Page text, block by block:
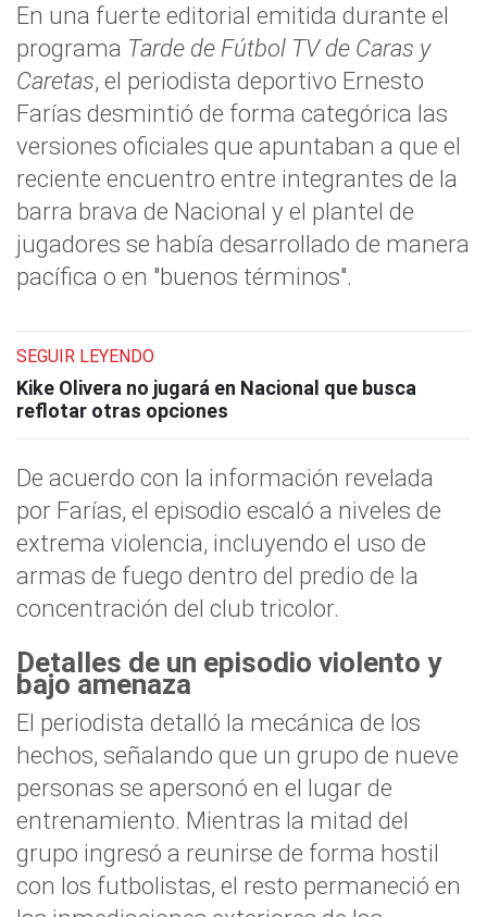
En una fuerte editorial emitida durante el
programa Tarde de Fútbol TV de Caras y
Caretas, el periodista deportivo Ernesto
Farías desmintió de forma categórica las
versiones oficiales que apuntaban a que el
reciente encuentro entre integrantes de la
barra brava de Nacional y el plantel de
jugadores se había desarrollado de manera
pacífica o en "buenos términos".
SEGUIR LEYENDO
Kike Olivera no jugará en Nacional que busca
reflotar otras opciones
De acuerdo con la información revelada
por Farías, el episodio escaló a niveles de
extrema violencia, incluyendo el uso de
armas de fuego dentro del predio de la
concentración del club tricolor.
Detalles de un episodio violento y
bajo amenaza
El periodista detalló la mecánica de los
hechos, señalando que un grupo de nueve
personas se apersonó en el lugar de
entrenamiento. Mientras la mitad del
grupo ingresó a reunirse de forma hostil
con los futbolistas, el resto permaneció en